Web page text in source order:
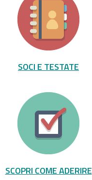
SOCI E TESTATE
SCOPRI COME ADERIRE